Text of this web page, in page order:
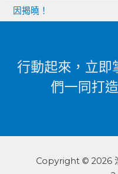
行動起來，立即
們一同打
Copyright © 2026